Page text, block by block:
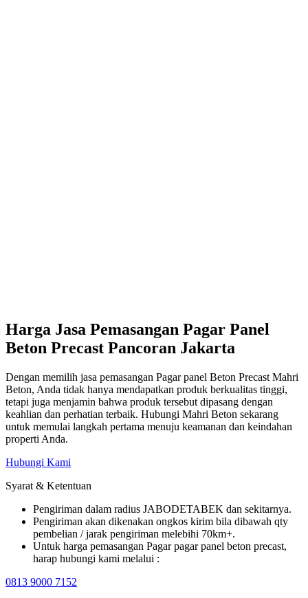
Harga Jasa Pemasangan Pagar Panel
Beton Precast Pancoran Jakarta
Dengan memilih jasa pemasangan Pagar panel Beton Precast Mahri
Beton, Anda tidak hanya mendapatkan produk berkualitas tinggi,
tetapi juga menjamin bahwa produk tersebut dipasang dengan
keahlian dan perhatian terbaik. Hubungi Mahri Beton sekarang
untuk memulai langkah pertama menuju keamanan dan keindahan
properti Anda.
Hubungi Kami
Syarat & Ketentuan
Pengiriman dalam radius JABODETABEK dan sekitarnya.
Pengiriman akan dikenakan ongkos kirim bila dibawah qty
pembelian / jarak pengiriman melebihi 70km+.
Untuk harga pemasangan Pagar pagar panel beton precast,
harap hubungi kami melalui :
0813 9000 7152